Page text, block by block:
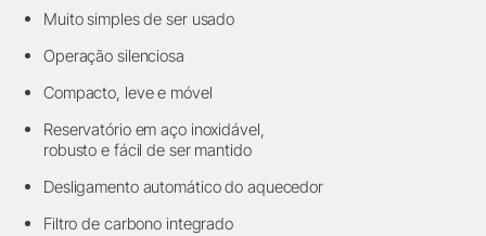
Muito simples de ser usado
Operação silenciosa
Compacto, leve e móvel
Reservatório em aço inoxidável,
robusto e fácil de ser mantido
Desligamento automático do aquecedor
Filtro de carbono integrado